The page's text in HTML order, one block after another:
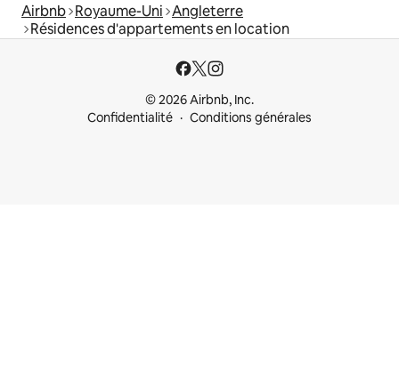
Airbnb Royaume-Uni Angleterre
Résidences d'appartements en location
© 2026 Airbnb, Inc.
Confidentialité
Conditions générales